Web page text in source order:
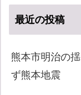
最近の投稿
熊本市明治の
ず熊本地震